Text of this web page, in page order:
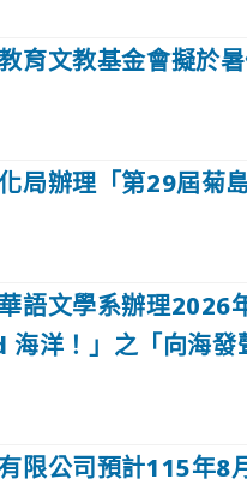
育文教基金會擬於
局辦理「第29屆菊
語文學系辦理
洋！」之「向海
限公司預計115年